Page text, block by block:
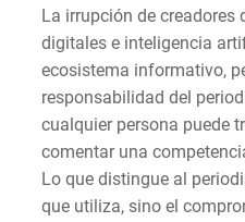
La irrupción de
digitales e inteligencia
ecosistema informativo,
responsabilidad del
cualquier persona puede
comentar una
Lo que distingue al
que utiliza, sino el